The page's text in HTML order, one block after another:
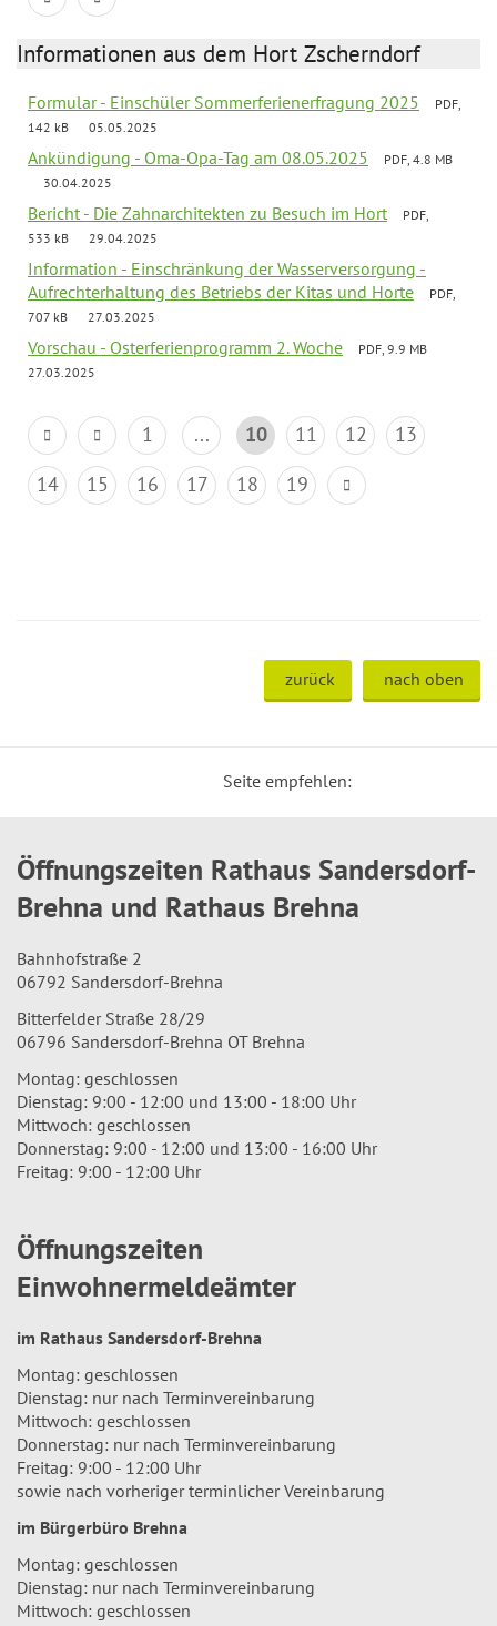
Informationen aus dem Hort Zscherndorf
Formular - Einschüler Sommerferienerfragung 2025
PDF,
142 kB
05.05.2025
Ankündigung - Oma-Opa-Tag am 08.05.2025
PDF, 4.8 MB
30.04.2025
Bericht - Die Zahnarchitekten zu Besuch im Hort
PDF,
533 kB
29.04.2025
Information - Einschränkung der Wasserversorgung -
Aufrechterhaltung des Betriebs der Kitas und Horte
PDF,
707 kB
27.03.2025
Vorschau - Osterferienprogramm 2. Woche
PDF, 9.9 MB
27.03.2025
1 ... 10 11 12
13
14
15 16 17 18 19
zurück nach oben
Seite empfehlen:
Öffnungszeiten Rathaus Sandersdorf-
Brehna und Rathaus Brehna
Bahnhofstraße 2
06792 Sandersdorf-Brehna
Bitterfelder Straße 28/29
06796 Sandersdorf-Brehna OT Brehna
Montag: geschlossen
Dienstag: 9:00 - 12:00 und 13:00 - 18:00 Uhr
Mittwoch: geschlossen
Donnerstag: 9:00 - 12:00 und 13:00 - 16:00 Uhr
Freitag: 9:00 - 12:00 Uhr
Öffnungszeiten
Einwohnermeldeämter
im Rathaus Sandersdorf-Brehna
Montag: geschlossen
Dienstag: nur nach Terminvereinbarung
Mittwoch: geschlossen
Donnerstag: nur nach Terminvereinbarung
Freitag: 9:00 - 12:00 Uhr
sowie nach vorheriger terminlicher Vereinbarung
im Bürgerbüro Brehna
Montag: geschlossen
Dienstag: nur nach Terminvereinbarung
Mittwoch: geschlossen